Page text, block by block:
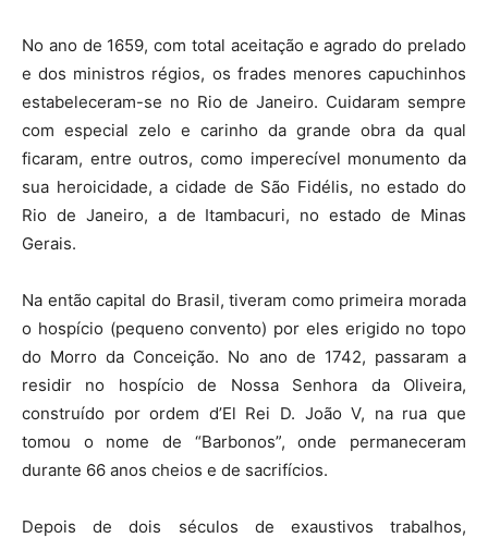
No ano de 1659, com total aceitação e agrado do prelado
e dos ministros régios, os frades menores capuchinhos
estabeleceram-se no Rio de Janeiro. Cuidaram sempre
com especial zelo e carinho da grande obra da qual
ficaram, entre outros, como imperecível monumento da
sua heroicidade, a cidade de São Fidélis, no estado do
Rio de Janeiro, a de Itambacuri, no estado de Minas
Gerais.
Na então capital do Brasil, tiveram como primeira morada
o hospício (pequeno convento) por eles erigido no topo
do Morro da Conceição. No ano de 1742, passaram a
residir no hospício de Nossa Senhora da Oliveira,
construído por ordem d’El Rei D. João V, na rua que
tomou o nome de “Barbonos”, onde permaneceram
durante 66 anos cheios e de sacrifícios.
Depois de dois séculos de exaustivos trabalhos,